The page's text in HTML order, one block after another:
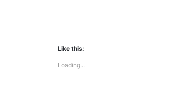
Like this:
Loading...